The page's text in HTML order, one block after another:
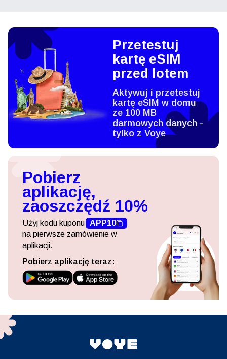
Przetestuj
kartę eSIM
przed lotem
Aktywuj i przetestuj
kartę eSIM w domu
ze 100 MB
darmowych danych -
tylko z Voye
Pobierz
aplikację,
zaoszczędź 10%
Użyj kodu kuponu APP10
na pierwsze zamówienie w
aplikacji.
Pobierz aplikację teraz: